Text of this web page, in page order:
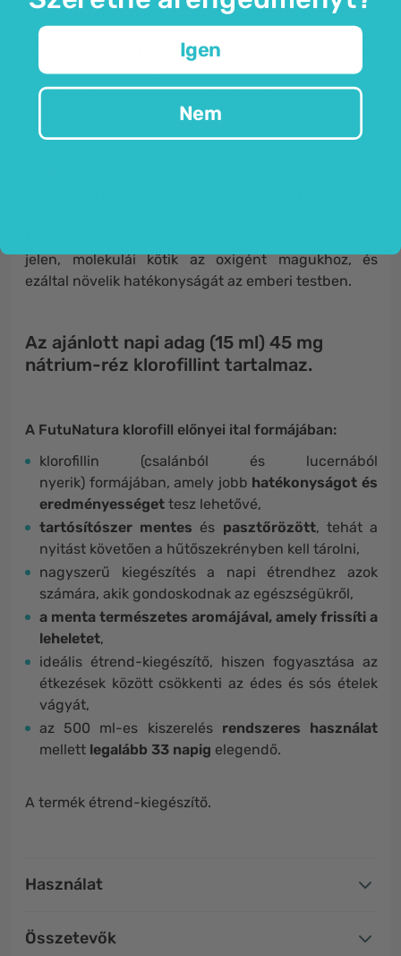
természetes cukorrá, és melléktermékként oxigéné.
legjobb étrendi forrásai az
(spirulina, chlorella) és a
, mint
például a spenót, brokkoli, kelkáposzta ...
jelen, molekulái kötik az oxigént magukhoz, és
ezáltal növelik hatékonyságát az emberi testben.
Az ajánlott napi adag (15 ml) 45 mg
nátrium-réz klorofillint tartalmaz.
A FutuNatura klorofill előnyei ital formájában:
klorofillin (csalánból és lucernából
nyerik) formájában, amely jobb hatékonyságot és
eredményességet tesz lehetővé,
tartósítószer mentes és pasztőrözött, tehát a
nyitást követően a hűtőszekrényben kell tárolni,
nagyszerű kiegészítés a napi étrendhez azok
számára, akik gondoskodnak az egészségükről,
a menta természetes aromájával, amely frissíti a
leheletet,
ideális étrend-kiegészítő, hiszen fogyasztása az
étkezések között csökkenti az édes és sós ételek
vágyát,
az 500 ml-es kiszerelés rendszeres használat
mellett legalább 33 napig elegendő.
A termék étrend-kiegészítő.
Használat
Összetevők
Igen
Nem